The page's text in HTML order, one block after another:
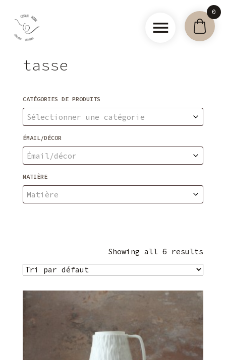
content
Debain –
tasse
CATÉGORIES DE PRODUITS
Sélectionner une catégorie
ÉMAIL/DÉCOR
Émail/décor
MATIÈRE
Matière
Showing all 6 results
0